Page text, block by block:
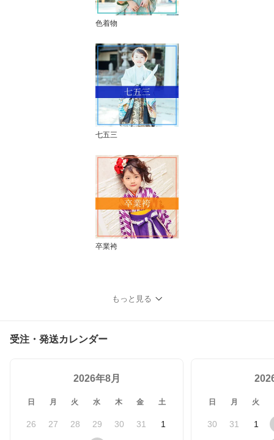
色着物
七五三
卒業袴
もっと見る
受注・発送カレンダー
2026年8月
日 月 火 水 木 金 土
26 27 28 29 30 31 1
日 月 火
30 31 1